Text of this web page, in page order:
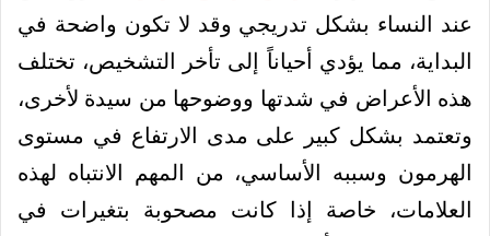
عند النساء بشكل تدريجي وقد لا تكون واضحة في
البداية، مما يؤدي أحياناً إلى تأخر التشخيص، تختلف
هذه الأعراض في شدتها ووضوحها من سيدة لأخرى،
وتعتمد بشكل كبير على مدى الارتفاع في مستوى
الهرمون وسببه الأساسي، من المهم الانتباه لهذه
العلامات، خاصة إذا كانت مصحوبة بتغيرات في